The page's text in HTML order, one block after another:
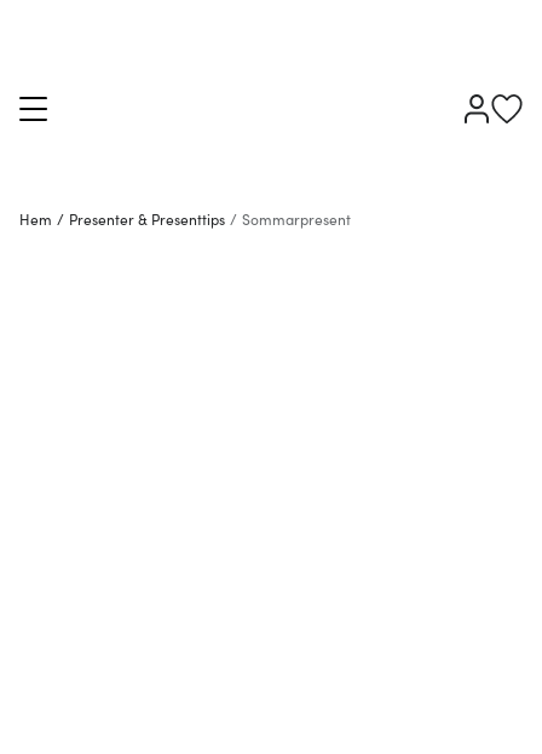
Hem / Presenter & Presenttips / Sommarpresent